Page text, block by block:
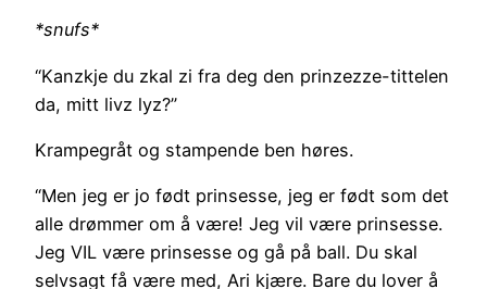
*snufs*
“Kanzkje du zkal zi fra deg den prinzezze-tittelen
da, mitt livz lyz?”
Krampegråt og stampende ben høres.
“Men jeg er jo født prinsesse, jeg er født som det
alle drømmer om å være! Jeg vil være prinsesse.
Jeg VIL være prinsesse og gå på ball. Du skal
selvsagt få være med, Ari kjære. Bare du lover å